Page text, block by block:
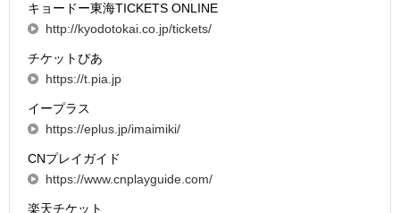
キョードー東海TICKETS ONLINE
http://kyodotokai.co.jp/tickets/
チケットぴあ
https://t.pia.jp
イープラス
https://eplus.jp/imaimiki/
CNプレイガイド
https://www.cnplayguide.com/
楽天チケット